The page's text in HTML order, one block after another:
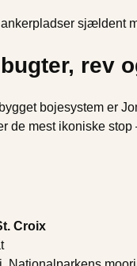
sjældent
rev
bojesystem er
de mest ikoniske
Croix